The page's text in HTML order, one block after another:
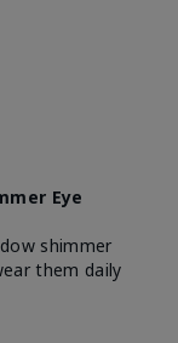
Eye
shimmer
them daily